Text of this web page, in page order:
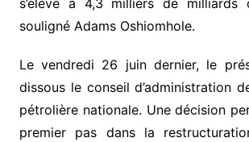
s’élève à 4,3 milliers de milliards
souligné Adams Oshiomhole.
Le vendredi 26 juin dernier, le
dissous le conseil d’administration
pétrolière nationale. Une décision
premier pas dans la